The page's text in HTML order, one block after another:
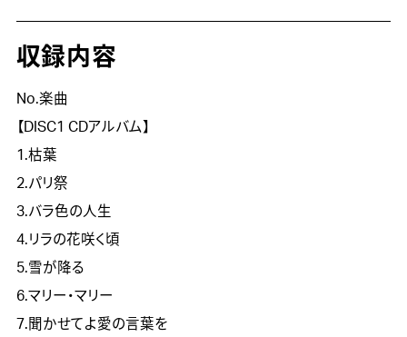
収録内容
No.楽曲
【DISC1 CDアルバム】
1.枯葉
2.パリ祭
3.バラ色の人生
4.リラの花咲く頃
5.雪が降る
6.マリー・マリー
7.聞かせてよ愛の言葉を